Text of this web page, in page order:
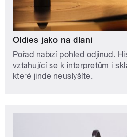
Oldies jako na dlani
Pořad nabízí pohled odjinud.
vztahující se k interpretům i
které jinde neuslyšíte.